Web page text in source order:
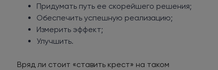
Придумать путь ее скорейшего решения;
Обеспечить успешную реализацию;
Измерить эффект;
Улучшить.
Вряд ли стоит «ставить крест» на таком